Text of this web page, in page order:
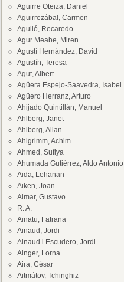
Aguirre Oteiza, Daniel
Aguirrezábal, Carmen
Agulló, Recaredo
Agur Meabe, Miren
Agustí Hernández, David
Agustín, Teresa
Agut, Albert
Agüera Espejo-Saavedra, Isabel
Agüero Herranz, Arturo
Ahijado Quintillán, Manuel
Ahlberg, Janet
Ahlberg, Allan
Ahlgrimm, Achim
Ahmed, Sufiya
Ahumada Gutiérrez, Aldo Antonio
Aida, Lehanan
Aiken, Joan
Aimar, Gustavo
R. A.
Ainatu, Fatrana
Ainaud, Jordi
Ainaud i Escudero, Jordi
Ainger, Lorna
Aira, César
Aitmátov, Tchinghiz